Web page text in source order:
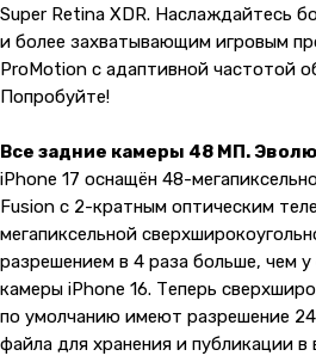
Super Retina XDR. Наслаждайтесь
и более захватывающим игровым
ProMotion с адаптивной частотой
Попробуйте!
Все задние камеры 48 МП.
iPhone 17 оснащён 48-
Fusion с 2-кратным оптическим
мегапиксельной
разрешением в 4 раза больше, чем
камеры iPhone 16. Теперь
по умолчанию имеют разрешение
файла для хранения и публикации